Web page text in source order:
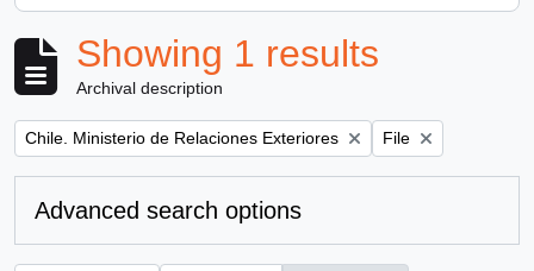
Showing 1 results
Archival description
Remove filter:
Chile. Ministerio de Relaciones Exteriores Remove filter:
File
Advanced search options